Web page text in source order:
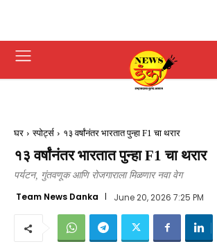
घर स्पोर्ट्स १३ वर्षांनंतर भारतात पुन्हा F1 चा थरार
१३ वर्षांनंतर भारतात पुन्हा F1 चा थरार
पर्यटन, गुंतवणूक आणि रोजगाराला मिळणार नवा वेग
Team News Danka June 20, 2026 7:25 PM